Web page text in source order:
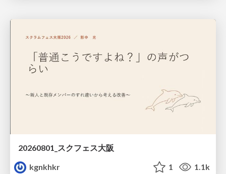
20260801_スクフェス大阪
kgnkhkr
1 1.1k